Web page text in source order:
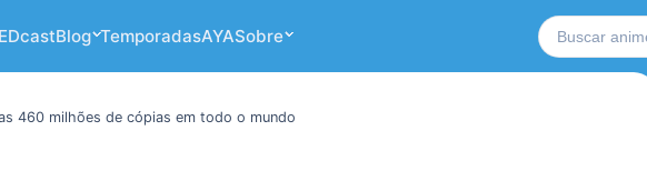
Blog TemporadasAYASobre Buscar no site
460 milhões de cópias em todo o mundo